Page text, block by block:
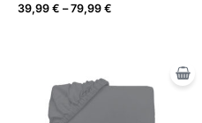
39,99 € –79,99 €